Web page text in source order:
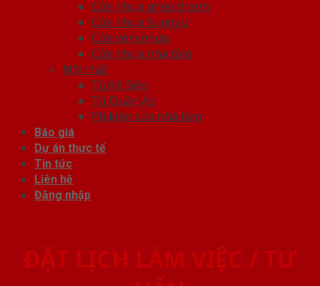
Cửa nhựa ghép thanh
Cửa nhựa Sungyu
Cửa vòm nhựa
Cửa nhựa nhà tắm
Nội thất
Tủ Kệ Bếp
Tủ Quần Áo
Phụ kiện cửa nhà tắm
Báo giá
Dự án thực tế
Tin tức
Liên hệ
Đăng nhập
ĐẶT LỊCH LÀM VIỆC / TƯ